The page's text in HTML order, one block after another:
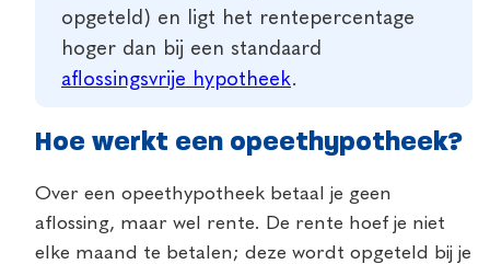
opgeteld) en ligt het rentepercentage
hoger dan bij een standaard
aflossingsvrije hypotheek.
Hoe werkt een opeethypotheek?
Over een opeethypotheek betaal je geen
aflossing, maar wel rente. De rente hoef je niet
elke maand te betalen; deze wordt opgeteld bij je